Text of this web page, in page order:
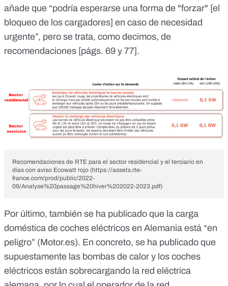
añade que “podría esperarse una forma de "forzar" [el
bloqueo de los cargadores] en caso de necesidad
urgente”, pero se trata, como decimos, de
recomendaciones [págs. 69 y 77].
Recomendaciones de RTE para el sector residencial y el terciario en
días con aviso Ecowatt rojo (https://assets.rte-
france.com/prod/public/2022-
09/Analyse%20passage%20hiver%202022-2023.pdf)
Por último, también se ha publicado que la carga
doméstica de coches eléctricos en Alemania está “en
peligro” (Motor.es). En concreto, se ha publicado que
supuestamente las bombas de calor y los coches
eléctricos están sobrecargando la red eléctrica